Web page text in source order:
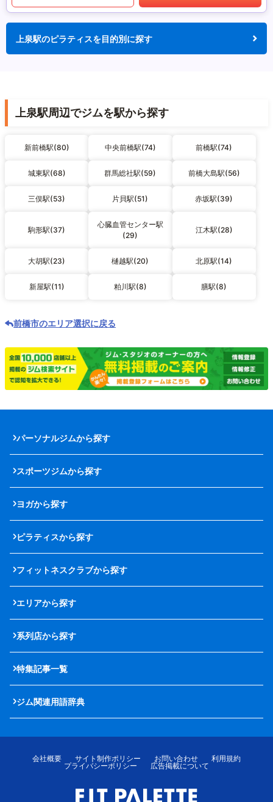
上泉駅のピラティスを目的別に探す
上泉駅周辺でジムを駅から探す
新前橋駅(80) 中央前橋駅(74) 前橋駅(74)
城東駅(68) 群馬総社駅(59) 前橋大島駅(56)
三俣駅(53) 片貝駅(51) 赤坂駅(39)
駒形駅(37)
心臓血管センター駅
(29)
江木駅(28)
大胡駅(23) 樋越駅(20) 北原駅(14)
新屋駅(11) 粕川駅(8) 膳駅(8)
前橋市のエリア選択に戻る
パーソナルジムから探す
スポーツジムから探す
ヨガから探す
ピラティスから探す
フィットネスクラブから探す
エリアから探す
系列店から探す
特集記事一覧
ジム関連用語辞典
会社概要 サイト制作ポリシー お問い合わせ
利用規約
プライバシーポリシー
広告掲載について